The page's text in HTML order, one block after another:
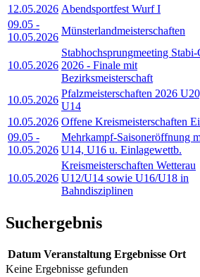
12.05.2026 Abendsportfest Wurf I
09.05 -
10.05.2026
Münsterlandmeisterschaften
10.05.2026
Stabhochsprungmeeting
2026 - Finale mit
Bezirksmeisterschaft
10.05.2026
Pfalzmeisterschaften 2026
U14
10.05.2026 Offene Kreismeisterschaften
09.05 -
10.05.2026
Mehrkampf-Saisoneröffnung
U14, U16 u. Einlagewettb.
10.05.2026
Kreismeisterschaften Wetterau
U12/U14 sowie U16/U18 in
Bahndisziplinen
Suchergebnis
Datum Veranstaltung Ergebnisse Ort
Keine Ergebnisse gefunden